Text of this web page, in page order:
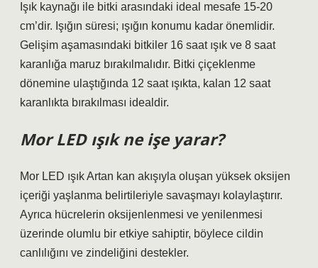
Işık kaynağı ile bitki arasındaki ideal mesafe 15-20
cm’dir. Işığın süresi; ışığın konumu kadar önemlidir.
Gelişim aşamasındaki bitkiler 16 saat ışık ve 8 saat
karanlığa maruz bırakılmalıdır. Bitki çiçeklenme
dönemine ulaştığında 12 saat ışıkta, kalan 12 saat
karanlıkta bırakılması idealdir.
Mor LED ışık ne işe yarar?
Mor LED ışık Artan kan akışıyla oluşan yüksek oksijen
içeriği yaşlanma belirtileriyle savaşmayı kolaylaştırır.
Ayrıca hücrelerin oksijenlenmesi ve yenilenmesi
üzerinde olumlu bir etkiye sahiptir, böylece cildin
canlılığını ve zindeliğini destekler.